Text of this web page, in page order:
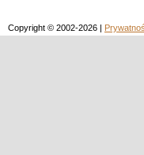
Copyright © 2002-2026 |